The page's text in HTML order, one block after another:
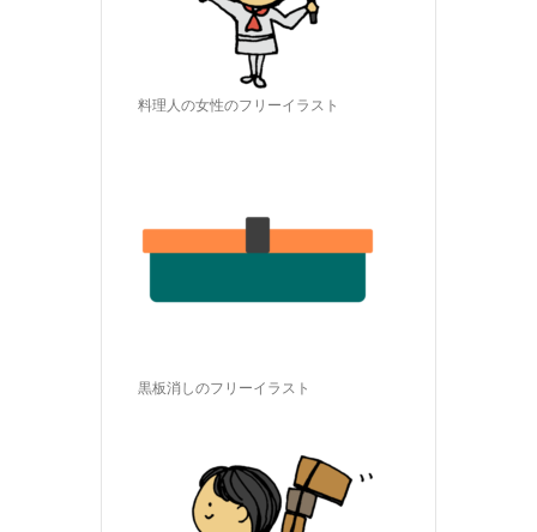
料理人の女性のフリーイラスト
黒板消しのフリーイラスト